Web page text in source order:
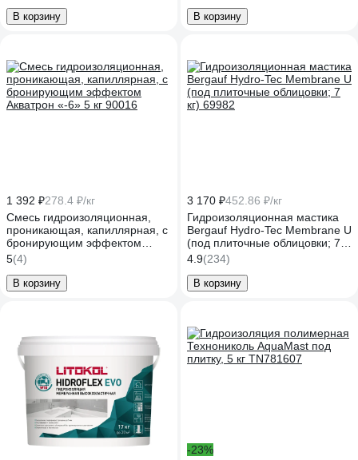
В корзину В корзину
1 392 ₽278.4 ₽/кг
Смесь гидроизоляционная,
проникающая, капиллярная, с
бронирующим эффектом
Акватрон «-6» 5 кг 90016
5(4)
В корзину
3 170 ₽452.86 ₽/кг
Гидроизоляционная мастика
Bergauf Hydro-Tec Membrane U
(под плиточные облицовки; 7
кг) 69982
4.9(234)
В корзину
-23%